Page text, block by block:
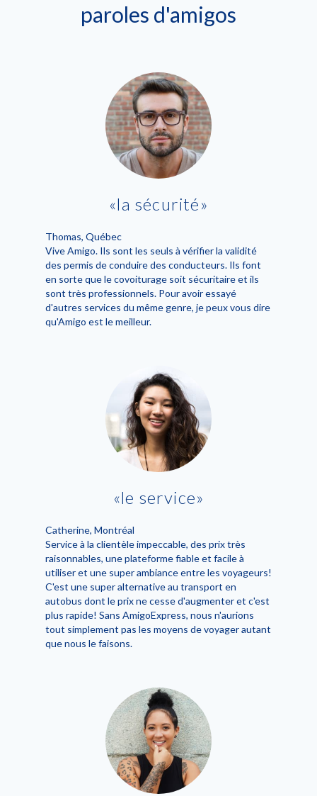
paroles d'amigos
la sécurité
Thomas, Québec
Vive Amigo. Ils sont les seuls à vérifier la validité
des permis de conduire des conducteurs. Ils font
en sorte que le covoiturage soit sécuritaire et ils
sont très professionnels. Pour avoir essayé
d'autres services du même genre, je peux vous dire
qu'Amigo est le meilleur.
le service
Catherine, Montréal
Service à la clientèle impeccable, des prix très
raisonnables, une plateforme fiable et facile à
utiliser et une super ambiance entre les voyageurs!
C'est une super alternative au transport en
autobus dont le prix ne cesse d'augmenter et c'est
plus rapide! Sans AmigoExpress, nous n'aurions
tout simplement pas les moyens de voyager autant
que nous le faisons.